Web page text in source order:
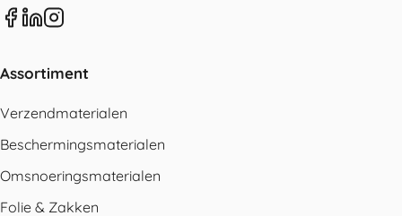
Assortiment
Verzendmaterialen
Beschermingsmaterialen
Omsnoeringsmaterialen
Folie & Zakken